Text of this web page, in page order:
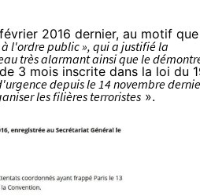
2016 dernier, au motif que
l'ordre public », qui a justifié la
très alarmant ainsi que le
3 mois inscrite dans la loi du
depuis le 14 novembre
les filières terroristes ».